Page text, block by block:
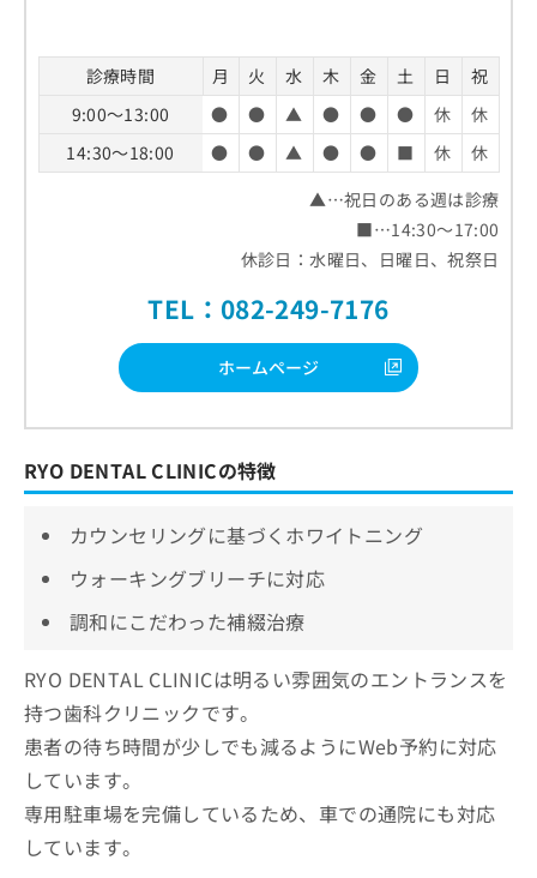
診療時間 月 火 水 木 金 土 日
祝
9:00～13:00
● ● ▲ ● ● ● 休
休
14:30～18:00
● ● ▲ ● ● ■ 休
休
▲…祝日のある週は診療
■…14:30～17:00
休診日：水曜日、日曜日、祝祭日
TEL：082-249-7176
ホームページ
RYO DENTAL CLINICの特徴
カウンセリングに基づくホワイトニング
ウォーキングブリーチに対応
調和にこだわった補綴治療
RYO DENTAL CLINICは明るい雰囲気のエントランスを
持つ歯科クリニックです。
患者の待ち時間が少しでも減るようにWeb予約に対応
しています。
専用駐車場を完備しているため、車での通院にも対応
しています。